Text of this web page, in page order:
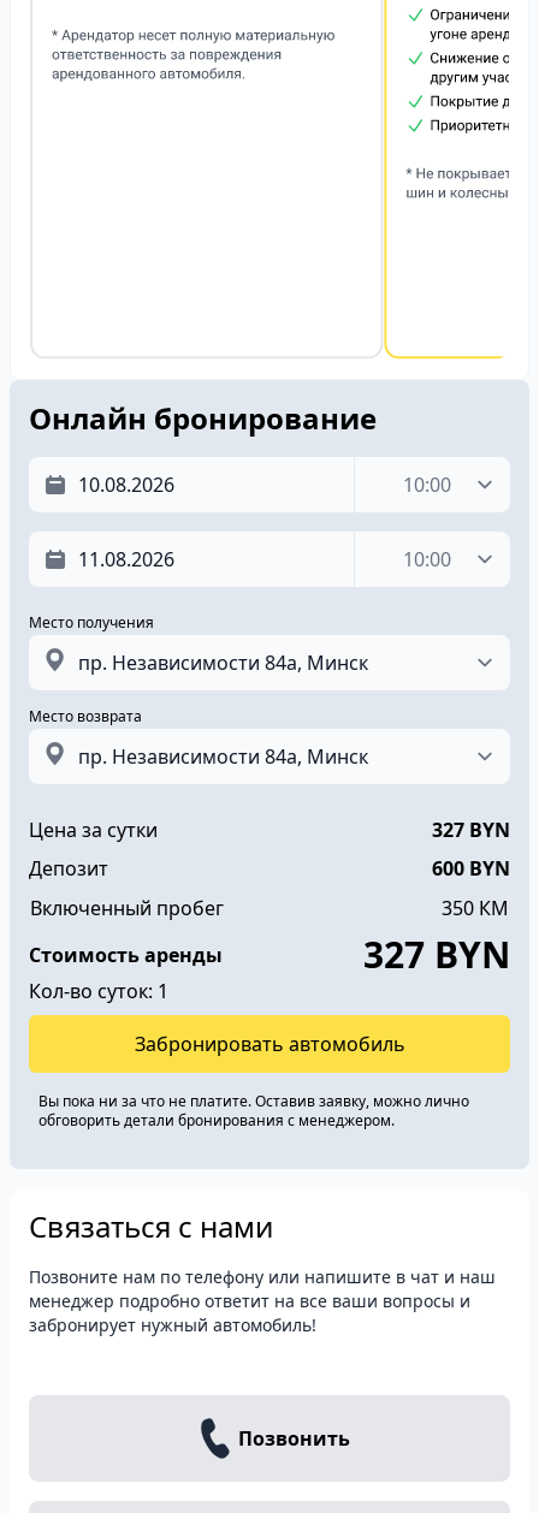
Онлайн бронирование
Время
Время
Место получения
Место возврата
Цена за сутки 327 BYN
Депозит
600 BYN
Включенный пробег
350 КМ
Стоимость аренды
327 BYN
Кол-во суток: 1
Забронировать автомобиль
Вы пока ни за что не платите. Оставив заявку, можно лично
обговорить детали бронирования c менеджером.
Связаться с нами
Позвоните нам по телефону или напишите в чат и наш
менеджер подробно ответит на все ваши вопросы и
забронирует нужный автомобиль!
Позвонить